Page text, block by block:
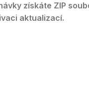
získáte ZIP
aktualizací.